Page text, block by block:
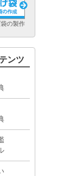
の製作
ンツ